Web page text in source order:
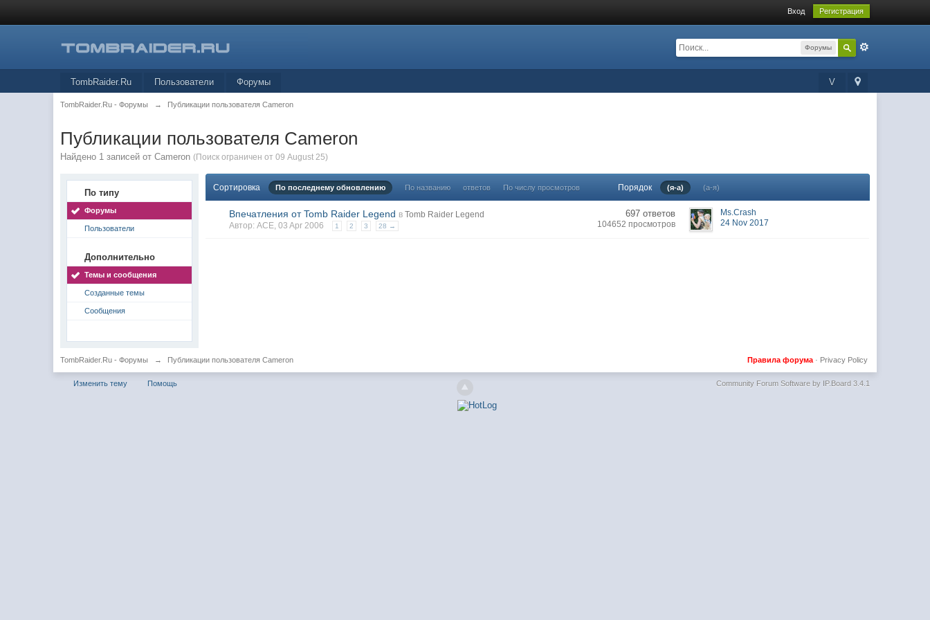
Вход Регистрация
Форумы
V
TombRaider.Ru Пользователи Форумы
TombRaider.Ru - Форумы → Публикации пользователя Cameron
Публикации пользователя Cameron
Найдено 1 записей от Cameron (Поиск ограничен от 09 August 25)
По типу
Форумы
Пользователи
Дополнительно
Темы и сообщения
Созданные темы
Сообщения
Сортировка По последнему обновлению По названию ответов По числу просмотров Порядок (я-а) (а-я)
Впечатления от Tomb Raider Legend вTomb Raider Legend
Автор:ACE, 03 Apr 2006 1 2 3 28 →
697 ответов
104652 просмотров
Ms.Crash
24 Nov 2017
TombRaider.Ru - Форумы → Публикации пользователя Cameron Privacy Policy
Правила форума·
Изменить тему Помощь Community Forum Software by IP.Board 3.4.1